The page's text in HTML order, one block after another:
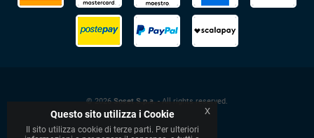
© 2026 Soset S.p.a. - All rights reserved.
Questo sito utilizza i Cookie
Il sito utilizza cookie di terze parti. Per ulteriori
x